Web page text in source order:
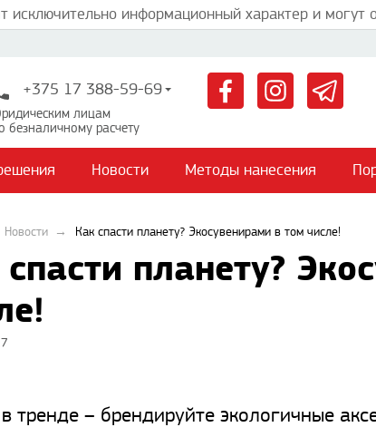
исключительно информационный характер и могут
+375 17 388-59-69
лицам
безналичному расчету
Новости Методы нанесения
Новости Как спасти планету? Экосувенирами в том числе!
планету?
тренде – брендируйте экологичные